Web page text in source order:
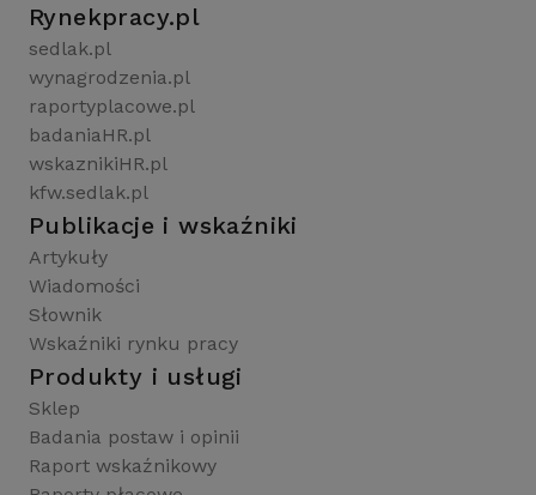
Rynekpracy.pl
sedlak.pl
wynagrodzenia.pl
raportyplacowe.pl
badaniaHR.pl
wskaznikiHR.pl
kfw.sedlak.pl
Publikacje i wskaźniki
Artykuły
Wiadomości
Słownik
Wskaźniki rynku pracy
Produkty i usługi
Sklep
Badania postaw i opinii
Raport wskaźnikowy